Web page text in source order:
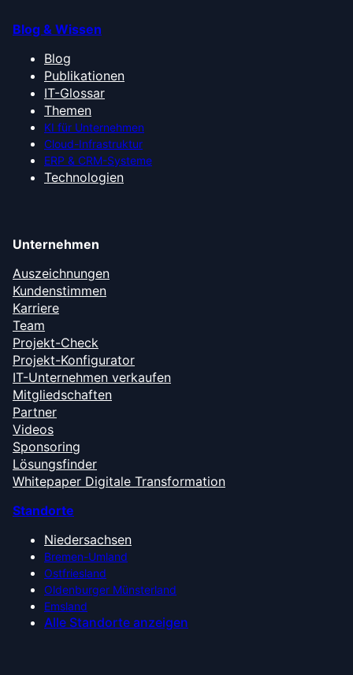
Blog & Wissen
Blog
Publikationen
IT-Glossar
Themen
KI für Unternehmen
Cloud-Infrastruktur
ERP & CRM-Systeme
Technologien
Unternehmen
Auszeichnungen
Kundenstimmen
Karriere
Team
Projekt-Check
Projekt-Konfigurator
IT-Unternehmen verkaufen
Mitgliedschaften
Partner
Videos
Sponsoring
Lösungsfinder
Whitepaper Digitale Transformation
Standorte
Niedersachsen
Bremen-Umland
Ostfriesland
Oldenburger Münsterland
Emsland
Alle Standorte anzeigen